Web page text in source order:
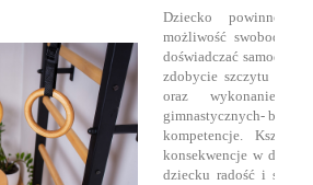
Dziecko powinno
możliwość
doświadczać
zdobycie szczytu
oraz wykonanie
gimnastycznych- buduje
kompetencje.
konsekwencje w
dziecku radość i